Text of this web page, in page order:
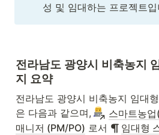
성 및 임대하는 프로젝트입
전라남도 광양시 비축농지
지 요약
전라남도 광양시 비축농지 임대
은 다음과 같으며,
스마트농
매니저 (PM/PO) 로서 임대형